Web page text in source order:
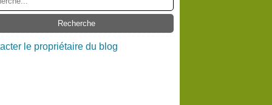
le propriétaire du blog